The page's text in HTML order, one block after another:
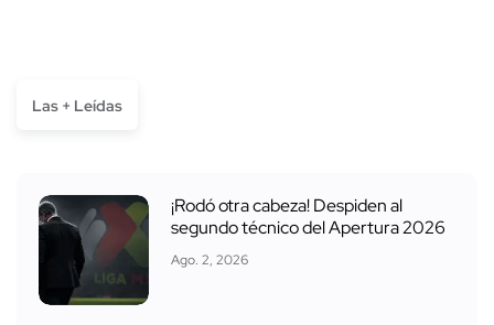
Las + Leídas
¡Rodó otra cabeza! Despiden al
segundo técnico del Apertura 2026
Ago. 2, 2026